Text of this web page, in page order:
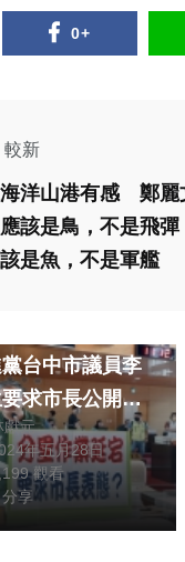
0+
較新
洋山港有感 鄭麗
該是鳥，不是飛
是魚，不是軍艦
台中市議員李
求市長公開表
獻元
年五月28日
觀看
享
生活